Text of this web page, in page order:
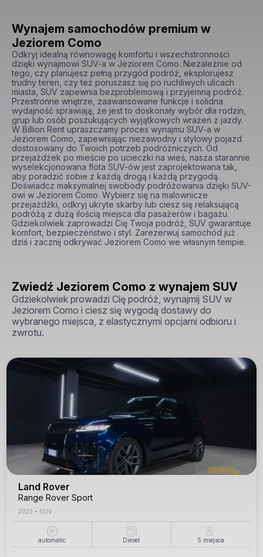
Wynajem samochodów premium w
Jeziorem Como
Odkryj idealną równowagę komfortu i wszechstronności
dzięki wynajmowi SUV-a w Jeziorem Como. Niezależnie od
tego, czy planujesz pełną przygód podróż, eksplorujesz
trudny teren, czy też poruszasz się po ruchliwych ulicach
miasta, SUV zapewnia bezproblemową i przyjemną podróż.
Przestronne wnętrze, zaawansowane funkcje i solidna
wydajność sprawiają, że jest to doskonały wybór dla rodzin,
grup lub osób poszukujących wyjątkowych wrażeń z jazdy.
W Billion Rent upraszczamy proces wynajmu SUV-a w
Jeziorem Como, zapewniając niezawodny i stylowy pojazd
dostosowany do Twoich potrzeb podróżniczych. Od
przejażdżek po mieście po ucieczki na wieś, nasza starannie
wyselekcjonowana flota SUV-ów jest zaprojektowana tak,
aby poradzić sobie z każdą drogą i każdą przygodą.
Doświadcz maksymalnej swobody podróżowania dzięki SUV-
owi w Jeziorem Como. Wybierz się na malownicze
przejażdżki, odkryj ukryte skarby lub ciesz się relaksującą
podróżą z dużą ilością miejsca dla pasażerów i bagażu.
Gdziekolwiek zaprowadzi Cię Twoja podróż, SUV gwarantuje
komfort, bezpieczeństwo i styl. Zarezerwuj samochód już
dziś i zacznij odkrywać Jeziorem Como we własnym tempie.
Zwiedź Jeziorem Como z wynajem SUV
Gdziekolwiek prowadzi Cię podróż, wynajmij SUV w
Jeziorem Como i ciesz się wygodą dostawy do
wybranego miejsca, z elastycznymi opcjami odbioru i
zwrotu.
Land Rover
Range Rover Sport
2023 • SUV
automatic Diesel 5 miejsca